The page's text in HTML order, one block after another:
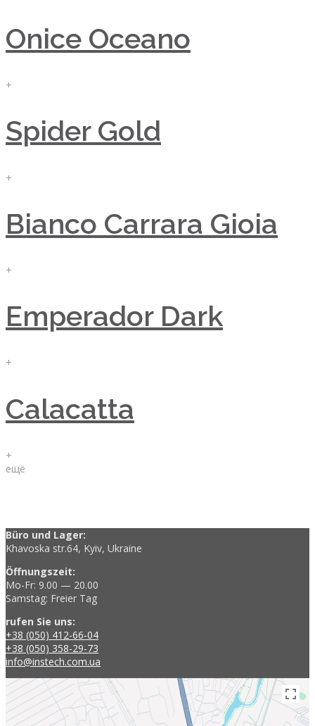
Onice Oceano
+
Spider Gold
+
Bianco Carrara Gioia
+
Emperador Dark
+
Calacatta
+
ещё
Büro und Lager:
Khavoska str.64, Kyiv, Ukraine
Öffnungszeit:
Mo-Fr: 9.00 — 20.00
Samstag: Freier Tag
rufen Sie uns:
+38 (050) 412-66-04
+38 (050) 358-29-73
info@instech.com.ua